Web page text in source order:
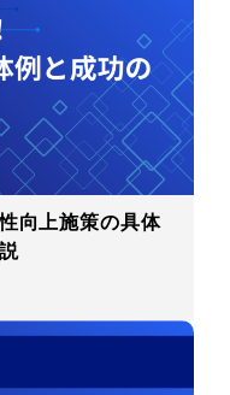
向上施策の具体